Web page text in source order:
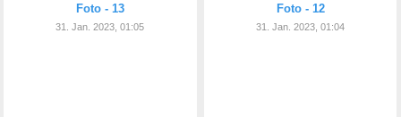
Foto - 13
31. Jan. 2023, 01:05
Foto - 12
31. Jan. 2023, 01:04